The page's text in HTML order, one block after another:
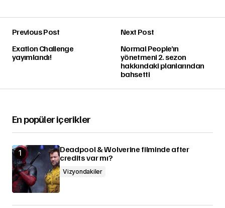
Previous Post
Exatlon Challenge
yayımlandı!
Next Post
Normal People’ın
yönetmeni 2. sezon
hakkındaki planlarından
bahsetti
En popüler içerikler
Deadpool & Wolverine filminde after
credits var mı?
Vizyondakiler